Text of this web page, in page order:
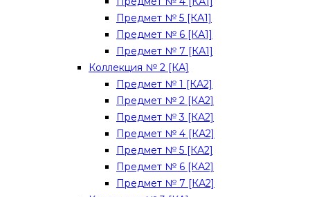
Предмет № 5 [КА1]
Предмет № 6 [КА1]
Предмет № 7 [КА1]
Коллекция № 2 [КА]
Предмет № 1 [КА2]
Предмет № 2 [КА2]
Предмет № 3 [КА2]
Предмет № 4 [КА2]
Предмет № 5 [КА2]
Предмет № 6 [КА2]
Предмет № 7 [КА2]